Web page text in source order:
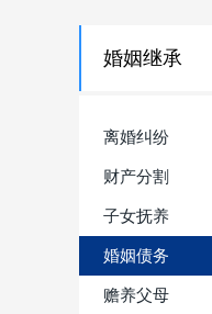
婚姻继承
离婚纠纷
财产分割
子女抚养
婚姻债务
赡养父母